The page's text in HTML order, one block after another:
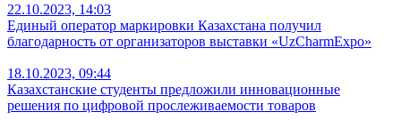
22.10.2023, 14:03
Единый оператор маркировки Казахстана получил
благодарность от организаторов выставки «UzCharmExpo»
18.10.2023, 09:44
Казахстанские студенты предложили инновационные
решения по цифровой прослеживаемости товаров